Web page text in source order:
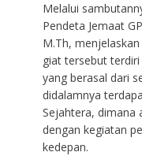
Melalui
Pendeta Jemaat
M.Th,
giat tersebut
yang berasal dari
didalamnya
Sejahtera, dimana
dengan kegiatan
kedepan.